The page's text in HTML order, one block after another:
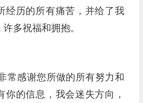
经历的所有痛苦，并给了我
多祝福和拥抱。
常感谢您所做的所有努力和
你的信息，我会迷失方向，